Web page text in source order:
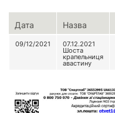
Дата Назва
09/12/2021 07.12.2021
Шоста
крапельниця
авастину